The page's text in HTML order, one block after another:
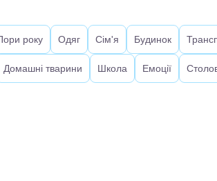
року Одяг Сім'я Будинок
Домашні тварини Школа Емоції